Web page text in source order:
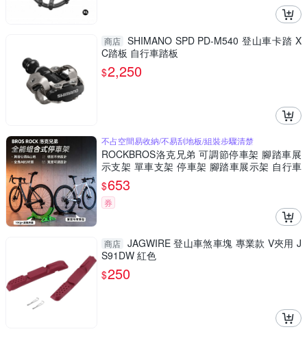
商店 SHIMANO SPD PD-M540 登山車卡踏 X
C踏板 自行車踏板
$2,250
不占空間易收納/不易刮地板/組裝步驟清楚
ROCKBROS洛克兄弟 可調節停車架 腳踏車展
示支架 單車支架 停車架 腳踏車展示架 自行車
停車架
$653
券
商店 JAGWIRE 登山車煞車塊 專業款 V夾用 J
S91DW 紅色
$250